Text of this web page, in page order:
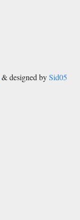
& designed bySid05